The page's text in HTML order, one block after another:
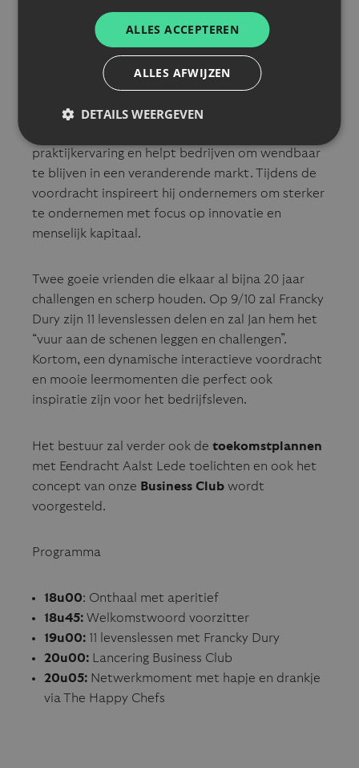
opnieuw naar een hoger niveau te tillen. Tijdens
de voordracht deelt hij hoe inzichten uit de
topsport toepasbaar zijn in het bedrijfsleven.
is een ervaren ondernemer en adviseur
die kmo’s begeleidt in hun groei en transformatie.
praktijkervaring en helpt bedrijven om wendbaar
te blijven in een veranderende markt. Tijdens de
voordracht inspireert hij ondernemers om sterker
te ondernemen met focus op innovatie en
menselijk kapitaal.
Twee goeie vrienden die elkaar al bijna 20 jaar
challengen en scherp houden. Op 9/10 zal Francky
Dury zijn 11 levenslessen delen en zal Jan hem het
“vuur aan de schenen leggen en challengen”.
Kortom, een dynamische interactieve voordracht
en mooie leermomenten die perfect ook
inspiratie zijn voor het bedrijfsleven.
Het bestuur zal verder ook de toekomstplannen
met Eendracht Aalst Lede toelichten en ook het
concept van onze Business Club wordt
voorgesteld.
Programma
18u00: Onthaal met aperitief
18u45: Welkomstwoord voorzitter
19u00: 11 levenslessen met Francky Dury
20u00: Lancering Business Club
20u05: Netwerkmoment met hapje en drankje
via The Happy Chefs
ALLES ACCEPTEREN
ALLES AFWIJZEN
DETAILS WEERGEVEN